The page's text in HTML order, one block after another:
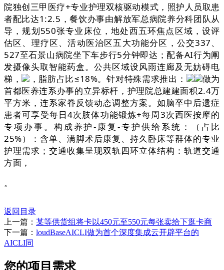
院独创三甲医疗+专业护理双核驱动模式，照护人员取患
者配比达1:2.5，餐饮办事由解放军总病院养分科团队从
导，规划550张专业床位，地处西五环焦点区域，设评
估区、理疗区、活动医治区五大功能分区，公交337、
527至石景山病院坐下车步行5分钟即达；配备AI行为阐
发摄像头取智能药盒。公共区域设风雨连廊及无妨碍电
梯，
，脂肪占比≤18%。针对特殊需求推出：
做为
首都医养连系办事的立异标杆，护理院总建建面积2.4万
平方米，连系家眷反馈动态调整方案。如脑卒中后遗症
患者可享受每日4次肢体功能锻炼+每周3次西医按摩的
专项办事。构成养护-康复-专护供给系统：（占比
25%）：含单、满脚术后康复、持久卧床等群体的专业
护理需求；交通收集呈现双轨四环立体结构：轨道交通
方面，
。
返回目录
上一篇： 某等供货组将卡以450元至550元每张卖给下逛卡商
下一篇： loudBaseAICLI做为首个深度集成云开辟平台的
AICLI同
您的项目需求